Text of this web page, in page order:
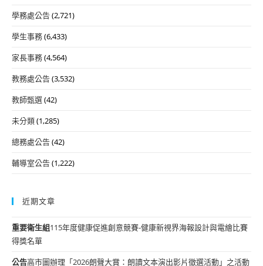
學務處公告(2,721)
學生事務(6,433)
家長事務(4,564)
教務處公告(3,532)
教師甄選(42)
未分類(1,285)
總務處公告(42)
輔導室公告(1,222)
近期文章
重要衛生組115年度健康促進創意競賽-健康新視界海報設計與電繪比賽
得獎名單
公告高市圖辦理「2026朗聲大賞：朗讀文本演出影片徵選活動」之活動